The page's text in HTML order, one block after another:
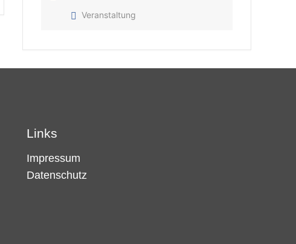
Veranstaltung
Links
Impressum
Datenschutz